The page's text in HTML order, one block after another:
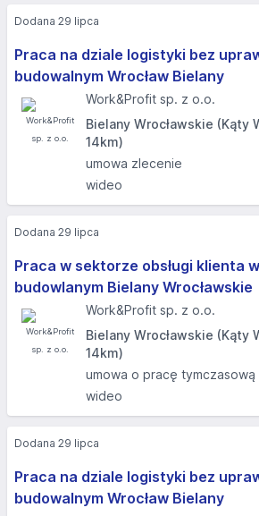
Praca na dziale logistyki bez
budowalnym Wrocław Bielany
Work&Profit sp. z o.o.
Bielany Wrocławskie (Kąty
14km)
umowa zlecenie
wideo
Dodana 29 lipca
Praca w sektorze obsługi klienta
budowlanym Bielany Wrocławskie
Work&Profit sp. z o.o.
Bielany Wrocławskie (Kąty
14km)
umowa o pracę tymczasową
wideo
Dodana 29 lipca
Praca na dziale logistyki bez
budowalnym Wrocław Bielany
Dodana 29 lipca